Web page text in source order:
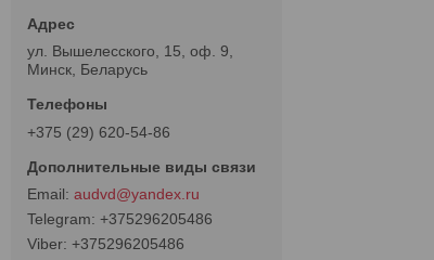
ул. Вышелесского, 15, оф. 9,
Минск, Беларусь
+375 (29) 620-54-86
audvd@yandex.ru
+375296205486
+375296205486